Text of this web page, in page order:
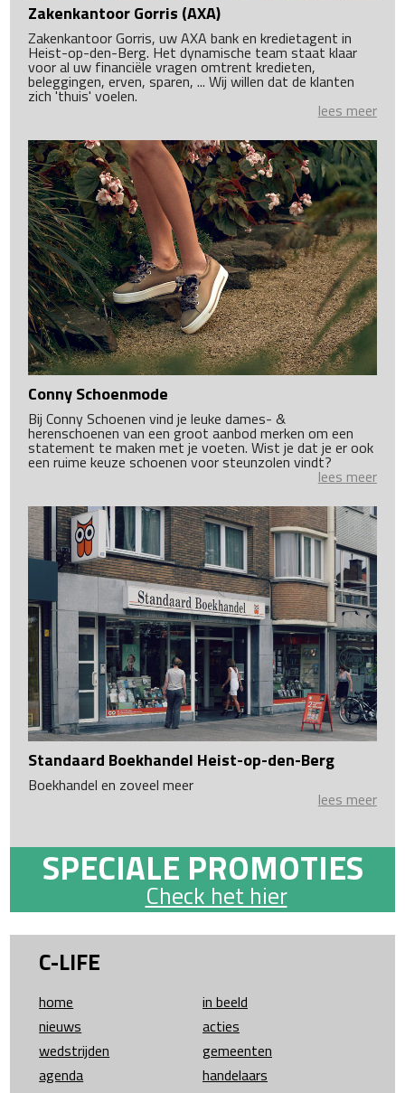
Zakenkantoor Gorris (AXA)
Zakenkantoor Gorris, uw AXA bank en kredietagent in
Heist-op-den-Berg. Het dynamische team staat klaar
voor al uw financiële vragen omtrent kredieten,
beleggingen, erven, sparen, ... Wij willen dat de klanten
zich 'thuis' voelen.
lees meer
Conny Schoenmode
Bij Conny Schoenen vind je leuke dames- &
herenschoenen van een groot aanbod merken om een
statement te maken met je voeten. Wist je dat je er ook
een ruime keuze schoenen voor steunzolen vindt?
lees meer
Standaard Boekhandel Heist-op-den-Berg
Boekhandel en zoveel meer
lees meer
SPECIALE PROMOTIES
Check het hier
C-LIFE
home
in beeld
nieuws
acties
wedstrijden
gemeenten
agenda
handelaars